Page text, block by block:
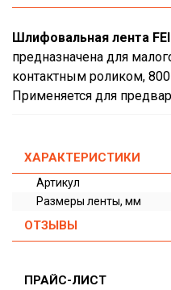
Шлифовальная лента
предназначена для
контактным роликом,
Применяется для
ХАРАКТЕРИСТИКИ
Артикул
Размеры ленты, мм
ОТЗЫВЫ
ПРАЙС-ЛИСТ